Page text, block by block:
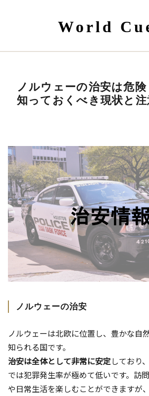
World
ノルウェーの治安は危
知っておくべき現状と注
ノルウェーの治安
ノルウェーは北欧に位置し、豊かな自
知られる国です。
治安は全体として非常に安定しており
では犯罪発生率が極めて低いです。訪
や日常生活を楽しむことができますが